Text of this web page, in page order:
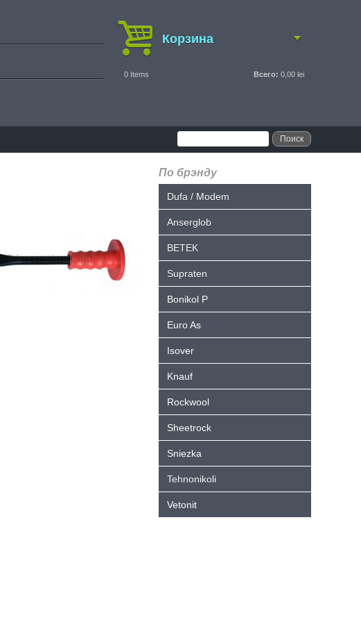
Корзина
0 Items Всего: 0,00 lei
По брэнду
Dufa / Modem
Anserglob
BETEK
Supraten
Bonikol P
Euro As
Isover
Knauf
Rockwool
Sheetrock
Sniezka
Tehnonikoli
Vetonit